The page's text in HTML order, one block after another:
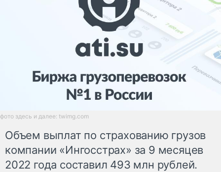
фото здесь и далее: twimg.com
Объем выплат по страхованию грузов
компании «Ингосстрах» за 9 месяцев
2022 года составил 493 млн рублей.